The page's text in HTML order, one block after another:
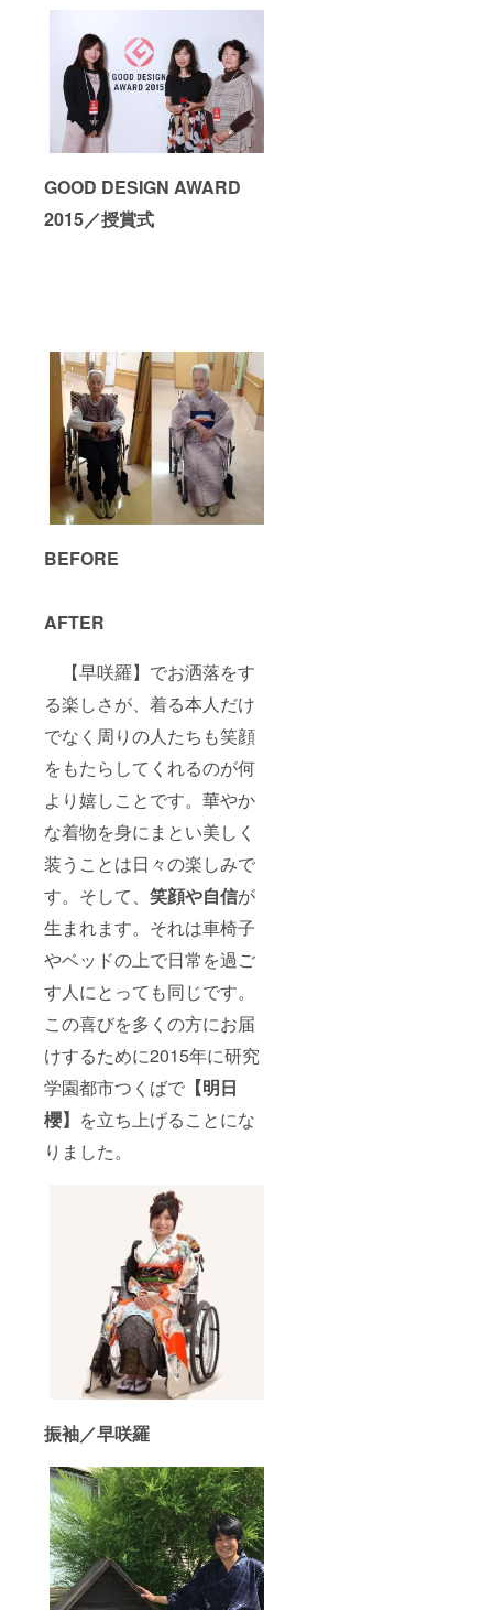
GOOD DESIGN AWARD
2015／授賞式
BEFORE
AFTER
【早咲羅】でお洒落をす
る楽しさが、着る本人だけ
でなく周りの人たちも笑顔
をもたらしてくれるのが何
より嬉しことです。華やか
な着物を身にまとい美しく
装うことは日々の楽しみで
す。そして、 笑顔や自信が
生まれます。それは車椅子
やベッドの上で日常を過ご
す人にとっても同じです。
この喜びを多くの方にお届
けするために2015年に研究
学園都市つくばで 【明日
櫻】 を立ち上げることにな
りました。
振袖／早咲羅